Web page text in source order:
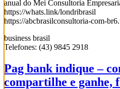
anual do Mei Consultoria
https://whats.link/londribrasil
https://abcbrasilconsultoria-com-
business brasil
Telefones: (43) 9845 2918
Pag bank indique –
compartilhe e ganhe,